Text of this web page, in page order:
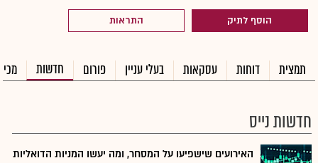
הוסף לתיק התראות
תמצית דוחות עסקאות בעלי עניין פורום חדשות
חדשות נייס
האירועים שישפיעו על המסחר, ומה יעשו המניות הדואליות